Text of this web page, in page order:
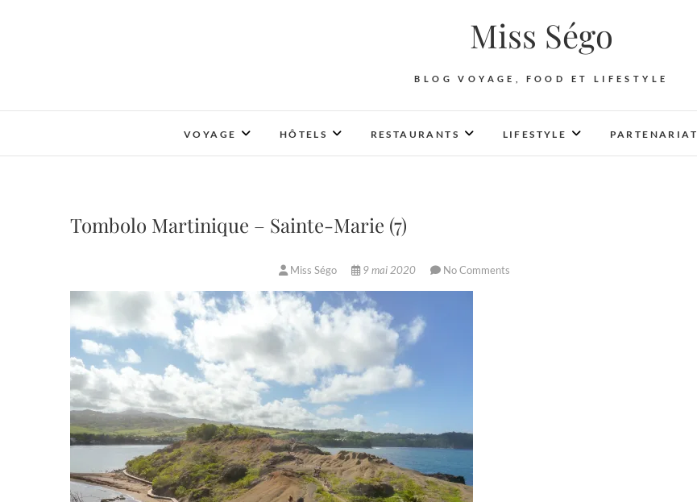
Miss Ségo
BLOG VOYAGE, FOOD ET LIFESTYLE
VOYAGE HÔTELS RESTAURANTS LIFESTYLE PARTENARIAT
Tombolo Martinique – Sainte-Marie (7)
Miss Ségo 9 mai 2020 No Comments